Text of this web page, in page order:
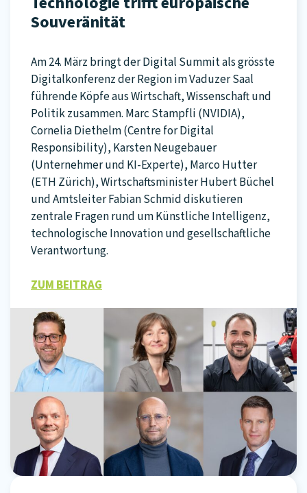
Souveränität
Am 24. März bringt der Digital Summit als grösste
Digitalkonferenz der Region im Vaduzer Saal
führende Köpfe aus Wirtschaft, Wissenschaft und
Politik zusammen. Marc Stampfli (NVIDIA),
Cornelia Diethelm (Centre for Digital
Responsibility), Karsten Neugebauer
(Unternehmer und KI-Experte), Marco Hutter
(ETH Zürich), Wirtschaftsminister Hubert Büchel
und Amtsleiter Fabian Schmid diskutieren
zentrale Fragen rund um Künstliche Intelligenz,
technologische Innovation und gesellschaftliche
Verantwortung.
ZUM BEITRAG